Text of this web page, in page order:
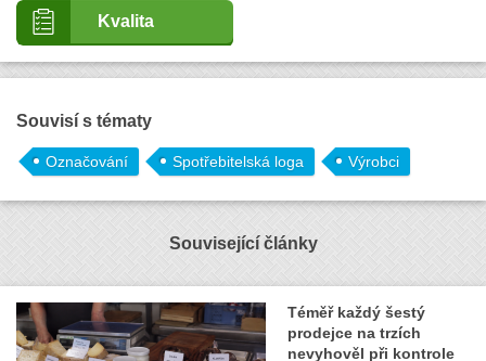
Kvalita
Souvisí s tématy
Označování Spotřebitelská loga Výrobci
Související články
Téměř každý šestý
prodejce na trzích
nevyhověl při kontrole